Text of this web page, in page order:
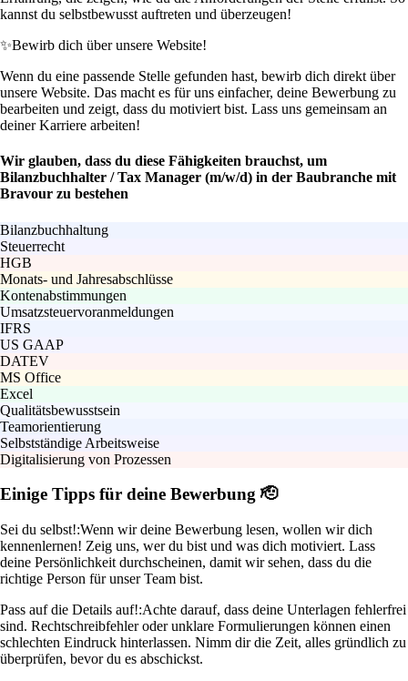
kannst du selbstbewusst auftreten und überzeugen!
✨Bewirb dich über unsere Website!
Wenn du eine passende Stelle gefunden hast, bewirb dich direkt über
unsere Website. Das macht es für uns einfacher, deine Bewerbung zu
bearbeiten und zeigt, dass du motiviert bist. Lass uns gemeinsam an
deiner Karriere arbeiten!
Wir glauben, dass du diese Fähigkeiten brauchst, um
Bilanzbuchhalter / Tax Manager (m/w/d) in der Baubranche mit
Bravour zu bestehen
Bilanzbuchhaltung
Steuerrecht
HGB
Monats- und Jahresabschlüsse
Kontenabstimmungen
Umsatzsteuervoranmeldungen
IFRS
US GAAP
DATEV
MS Office
Excel
Qualitätsbewusstsein
Teamorientierung
Selbstständige Arbeitsweise
Digitalisierung von Prozessen
Einige Tipps für deine Bewerbung 🫡
Sei du selbst!:Wenn wir deine Bewerbung lesen, wollen wir dich
kennenlernen! Zeig uns, wer du bist und was dich motiviert. Lass
deine Persönlichkeit durchscheinen, damit wir sehen, dass du die
richtige Person für unser Team bist.
Pass auf die Details auf!:Achte darauf, dass deine Unterlagen fehlerfrei
sind. Rechtschreibfehler oder unklare Formulierungen können einen
schlechten Eindruck hinterlassen. Nimm dir die Zeit, alles gründlich zu
überprüfen, bevor du es abschickst.